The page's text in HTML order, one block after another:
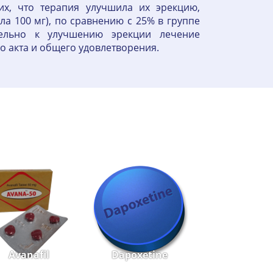
что терапия улучшила их эрекцию,
100 мг), по сравнению с 25% в группе
к улучшению эрекции лечение
акта и общего удовлетворения.
Avanafil Dapoxetine